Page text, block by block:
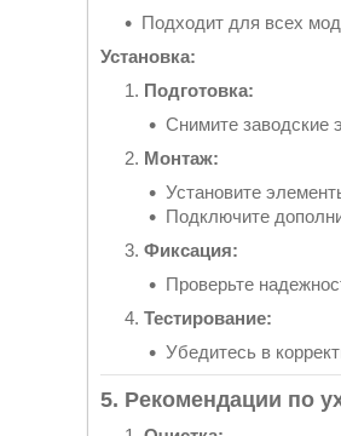
Подходит для всех
Установка:
Подготовка:
Снимите заводские
Монтаж:
Установите
Подключите
Фиксация:
Проверьте
Тестирование:
Убедитесь в
5. Рекомендации по